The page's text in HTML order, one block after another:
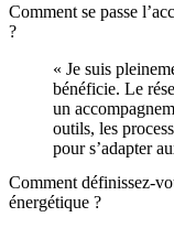
Comment se passe
?
« Je suis
bénéficie. Le
un
outils, les
pour s’adapter
Comment définissez-
énergétique ?